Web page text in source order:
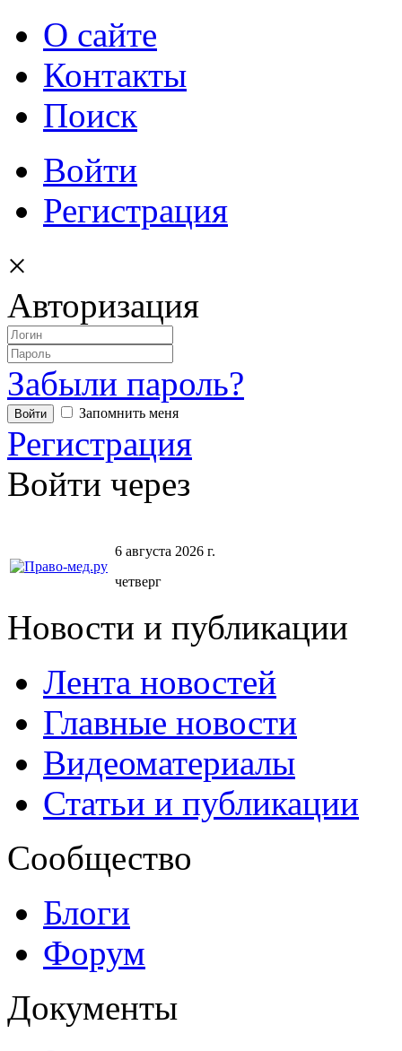
О сайте
Контакты
Поиск
Войти
Регистрация
×
Авторизация
Забыли пароль?
Запомнить меня
Регистрация
Войти через
6 августа 2026 г.
четверг
Новости и публикации
Лента новостей
Главные новости
Видеоматериалы
Статьи и публикации
Сообщество
Блоги
Форум
Документы